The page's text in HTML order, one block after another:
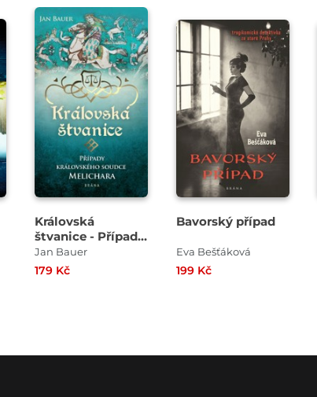
Královská
štvanice - Případy
královského
soudce Melichara
Jan Bauer
179 Kč
Bavorský případ
Eva Bešťáková
199 Kč